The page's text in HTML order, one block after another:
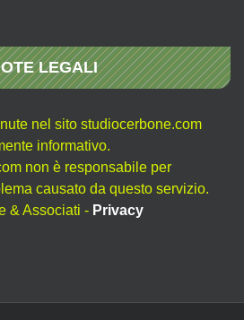
LEGALI
nel sito studiocerbone.com
informativo.
non è responsabile per
causato da questo servizio.
& Associati - Privacy